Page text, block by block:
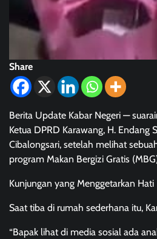
Share
Berita Update Kabar Negeri —
Ketua DPRD Karawang, H. Endang
Cibalongsari, setelah melihat
program Makan Bergizi Gratis
Kunjungan yang Menggetarkan Hati
Saat tiba di rumah sederhana itu,
“Bapak lihat di media sosial ada